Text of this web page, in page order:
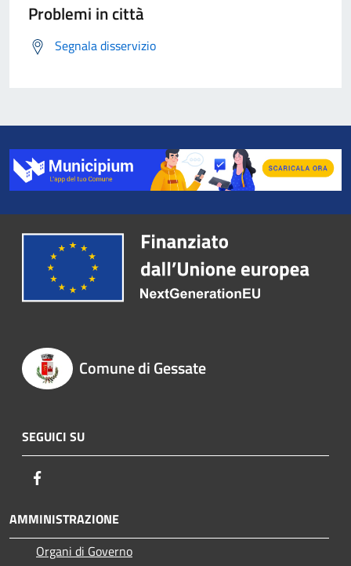
Problemi in città
Segnala disservizio
Comune di Gessate
SEGUICI SU
AMMINISTRAZIONE
Organi di Governo